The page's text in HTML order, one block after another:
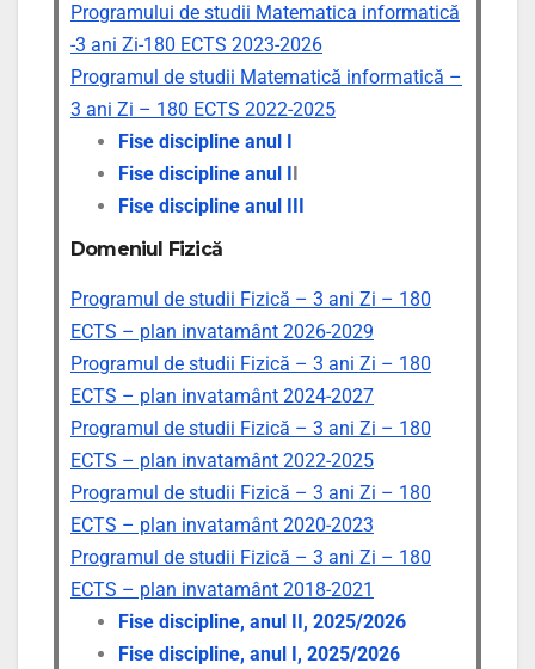
Programului de studii Matematica informatică
-3 ani Zi-180 ECTS 2023-2026
Programul de studii Matematică informatică –
3 ani Zi – 180 ECTS 2022-2025
Fise discipline anul I
Fise discipline anul I
Fise discipline anul III
Domeniul Fizică
Programul de studii Fizică – 3 ani Zi – 180
ECTS – plan invatamânt 2026-2029
Programul de studii Fizică – 3 ani Zi – 180
ECTS – plan invatamânt 2024-2027
Programul de studii Fizică – 3 ani Zi – 180
ECTS – plan invatamânt 2022-2025
Programul de studii Fizică – 3 ani Zi – 180
ECTS – plan invatamânt 2020-2023
Programul de studii Fizică – 3 ani Zi – 180
ECTS – plan invatamânt 2018-2021
Fise discipline, anul II, 2025/2026
Fise discipline, anul I, 2025/2026